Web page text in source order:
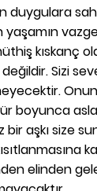
duygulara
kıskanç
Sizi
boyunca
bir aşkı size
elinden